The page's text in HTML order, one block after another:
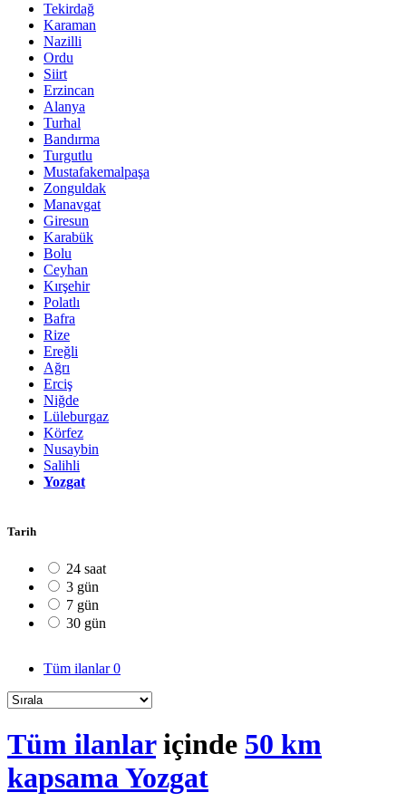
Tekirdağ
Karaman
Nazilli
Ordu
Siirt
Erzincan
Alanya
Turhal
Bandırma
Turgutlu
Mustafakemalpaşa
Zonguldak
Manavgat
Giresun
Karabük
Bolu
Ceyhan
Kırşehir
Polatlı
Bafra
Rize
Ereğli
Ağrı
Erciş
Niğde
Lüleburgaz
Körfez
Nusaybin
Salihli
Yozgat
Tarih
24 saat
3 gün
7 gün
30 gün
Tüm ilanlar0
Tüm ilanlariçinde 50 km
kapsama Yozgat